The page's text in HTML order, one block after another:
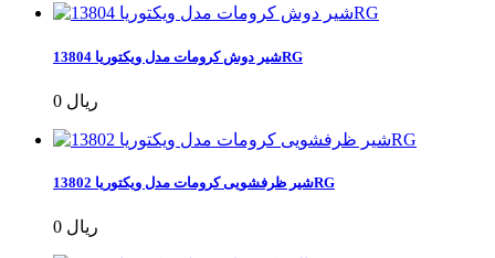
شیر دوش کرومات مدل ویکتوریا 13804RG
0 ریال
شیر ظرفشویی کرومات مدل ویکتوریا 13802RG
0 ریال